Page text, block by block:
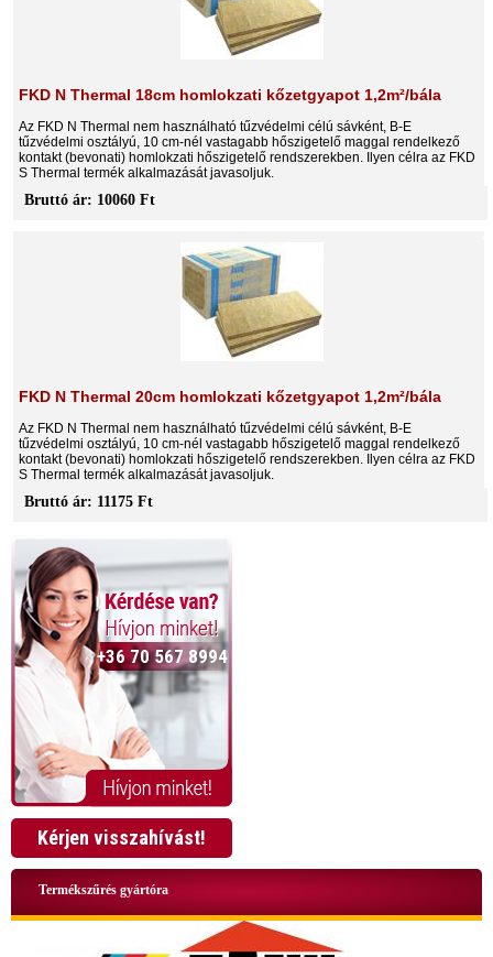
FKD N Thermal 18cm homlokzati kőzetgyapot 1,2m²/bála
Az FKD N Thermal nem használható tűzvédelmi célú sávként, B-E
tűzvédelmi osztályú, 10 cm-nél vastagabb hőszigetelő maggal rendelkező
kontakt (bevonati) homlokzati hőszigetelő rendszerekben. Ilyen célra az FKD
S Thermal termék alkalmazását javasoljuk.
Bruttó ár: 10060 Ft
FKD N Thermal 20cm homlokzati kőzetgyapot 1,2m²/bála
Az FKD N Thermal nem használható tűzvédelmi célú sávként, B-E
tűzvédelmi osztályú, 10 cm-nél vastagabb hőszigetelő maggal rendelkező
kontakt (bevonati) homlokzati hőszigetelő rendszerekben. Ilyen célra az FKD
S Thermal termék alkalmazását javasoljuk.
Bruttó ár: 11175 Ft
+36 70 567 8994
Kérjen visszahívást!
Termékszűrés gyártóra